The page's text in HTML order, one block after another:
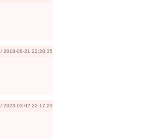
/ 2018-08-21 22:28:35
/ 2023-03-02 22:17:23